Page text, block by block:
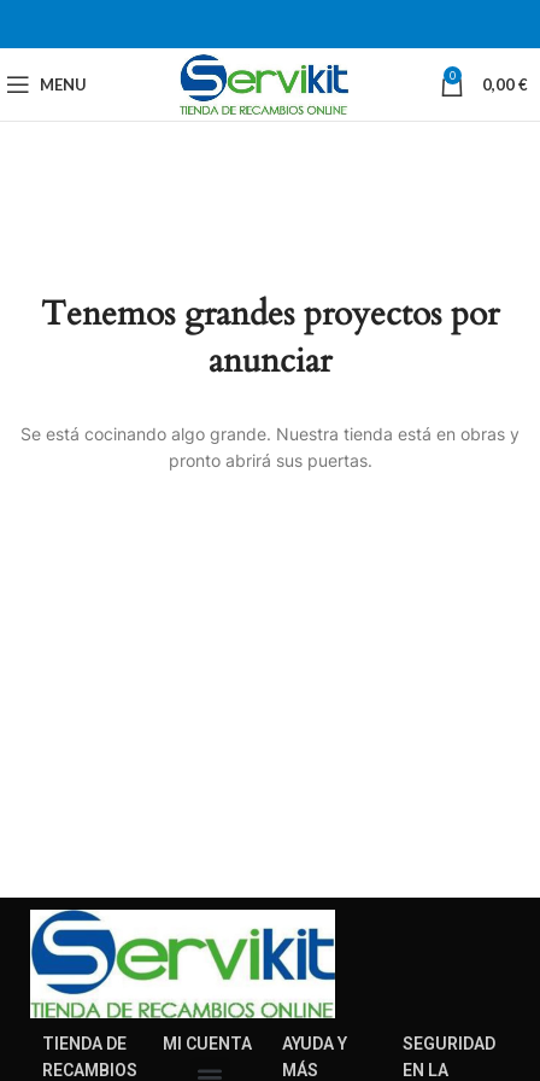
MENU 0 0,00€
Tenemos grandes proyectos por
anunciar
Se está cocinando algo grande. Nuestra tienda está en obras y
pronto abrirá sus puertas.
TIENDA DE
RECAMBIOS
MI CUENTA
AYUDA Y
MÁS
SEGURIDAD
EN LA